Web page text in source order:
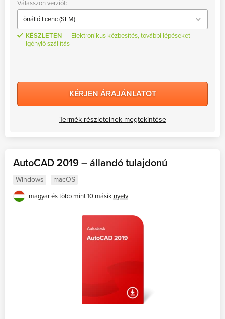
Válasszon verziót:
KÉSZLETEN
Elektronikus kézbesítés, további lépéseket
igénylő szállítás
KÉRJEN ÁRAJÁNLATOT
Termék részleteinek megtekintése
AutoCAD 2019 – állandó tulajdonú
Windows macOS
magyar éstöbb mint 10 másik nyelv